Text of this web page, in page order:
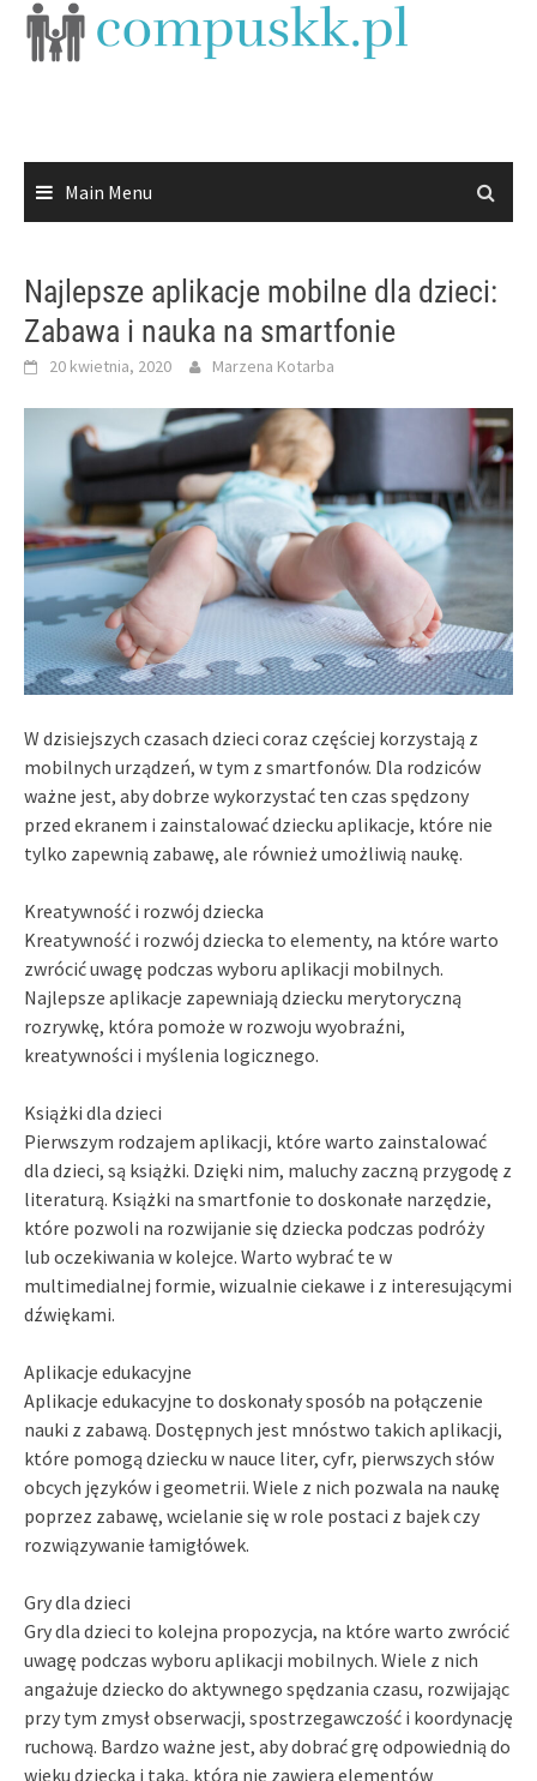
Skip
Main Menu
Najlepsze aplikacje mobilne dla dzieci:
Zabawa i nauka na smartfonie
20 kwietnia, 2020 Marzena Kotarba
W dzisiejszych czasach dzieci coraz częściej korzystają z
mobilnych urządzeń, w tym z smartfonów. Dla rodziców
ważne jest, aby dobrze wykorzystać ten czas spędzony
przed ekranem i zainstalować dziecku aplikacje, które nie
tylko zapewnią zabawę, ale również umożliwią naukę.
Kreatywność i rozwój dziecka
Kreatywność i rozwój dziecka to elementy, na które warto
zwrócić uwagę podczas wyboru aplikacji mobilnych.
Najlepsze aplikacje zapewniają dziecku merytoryczną
rozrywkę, która pomoże w rozwoju wyobraźni,
kreatywności i myślenia logicznego.
Książki dla dzieci
Pierwszym rodzajem aplikacji, które warto zainstalować
dla dzieci, są książki. Dzięki nim, maluchy zaczną przygodę z
literaturą. Książki na smartfonie to doskonałe narzędzie,
które pozwoli na rozwijanie się dziecka podczas podróży
lub oczekiwania w kolejce. Warto wybrać te w
multimedialnej formie, wizualnie ciekawe i z interesującymi
dźwiękami.
Aplikacje edukacyjne
Aplikacje edukacyjne to doskonały sposób na połączenie
nauki z zabawą. Dostępnych jest mnóstwo takich aplikacji,
które pomogą dziecku w nauce liter, cyfr, pierwszych słów
obcych języków i geometrii. Wiele z nich pozwala na naukę
poprzez zabawę, wcielanie się w role postaci z bajek czy
rozwiązywanie łamigłówek.
Gry dla dzieci
Gry dla dzieci to kolejna propozycja, na które warto zwrócić
uwagę podczas wyboru aplikacji mobilnych. Wiele z nich
angażuje dziecko do aktywnego spędzania czasu, rozwijając
przy tym zmysł obserwacji, spostrzegawczość i koordynację
ruchową. Bardzo ważne jest, aby dobrać grę odpowiednią do
wieku dziecka i taką, która nie zawiera elementów